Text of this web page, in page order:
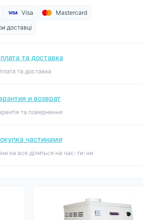
Visa
Mastercard
доставці
та доставка
та доставка
и возврат
та повернення
частинами
на все ділиться на час-ти-ни